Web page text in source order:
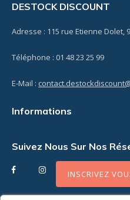
DESTOCK DISCOUNT
Adresse : 115 rue Etienne Dolet,
Téléphone : 01 48 23 25 99
E-Mail :
Informations
Suivez Nous Sur Nos
Facebook Instagram
INSCRIVEZ